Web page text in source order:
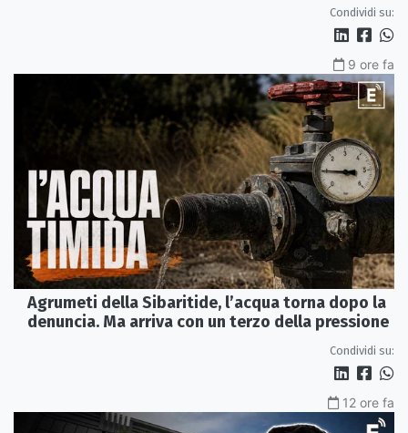
Condividi su:
9 ore fa
Agrumeti della Sibaritide, l’acqua torna dopo la
denuncia. Ma arriva con un terzo della pressione
Condividi su:
12 ore fa